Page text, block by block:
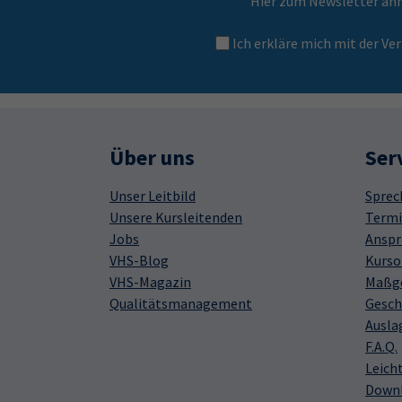
Ich erkläre mich mit der
Über uns
Unser Leitbild
Unsere Kursleitenden
Jobs
VHS-Blog
VHS-Magazin
Qualitätsmanagement
F.A.Q.